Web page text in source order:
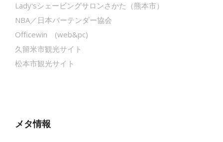
Lady'sシェービングサロンさかた（熊本市）
NBA／日本バーテンダー協会
Officewin (web&pc)
久留米市観光サイト
松本市観光サイト
メタ情報